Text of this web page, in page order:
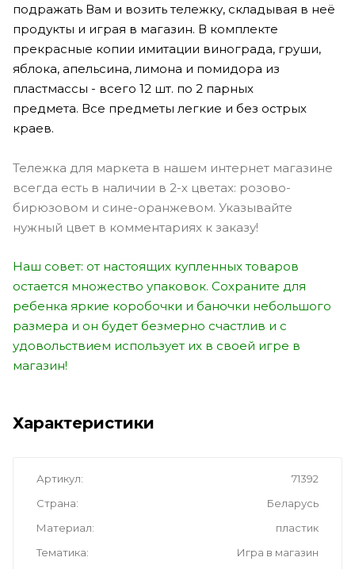
подражать Вам и возить тележку, складывая в неё
продукты и играя в магазин. В комплекте
прекрасные копии имитации винограда, груши,
яблока, апельсина, лимона и помидора из
пластмассы - всего 12 шт. по 2 парных
предмета. Все предметы легкие и без острых
краев.
Тележка для маркета в нашем интернет магазине
всегда есть в наличии в 2-х цветах: розово-
бирюзовом и сине-оранжевом. Указывайте
нужный цвет в комментариях к заказу!
Наш совет: от настоящих купленных товаров
остается множество упаковок. Сохраните для
ребенка яркие коробочки и баночки небольшого
размера и он будет безмерно счастлив и с
удовольствием использует их в своей игре в
магазин!
Характеристики
Артикул
71392
Страна
Беларусь
Материал
пластик
Тематика
Игра в магазин